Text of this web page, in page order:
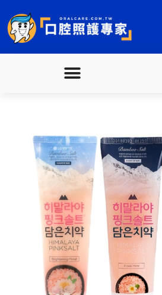
至
始
價
格：
NT$319。
前
價
格：
NT$159。